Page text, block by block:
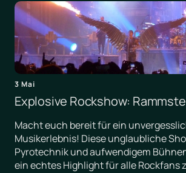
3 Mai
Explosive Rockshow:
Macht euch bereit für ein
Musikerlebnis! Diese unglaubliche
Pyrotechnik und aufwendigem
ein echtes Highlight für alle Rockfans